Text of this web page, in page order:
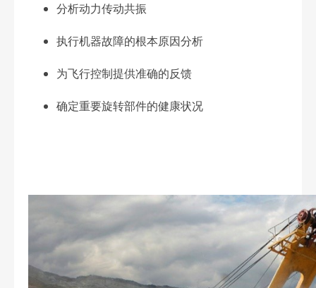
分析动力传动共振
执行机器故障的根本原因分析
为飞行控制提供准确的反馈
确定重要旋转部件的健康状况